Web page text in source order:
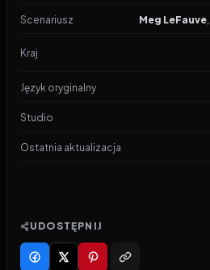
Scenariusz Meg LeFauve,
Kraj
Język oryginalny
Studio
Ostatnia aktualizacja
UDOSTĘPNIJ